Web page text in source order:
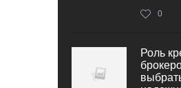
0
Роль